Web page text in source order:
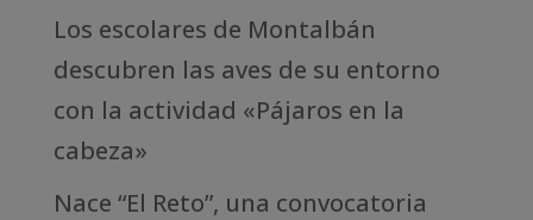
Los escolares de Montalbán
descubren las aves de su entorno
con la actividad «Pájaros en la
cabeza»
Nace “El Reto”, una convocatoria